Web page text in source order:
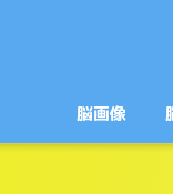
脳画像